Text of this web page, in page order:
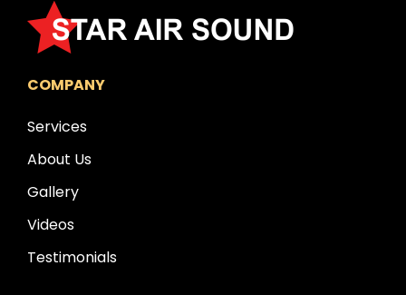
COMPANY
Services
About Us
Gallery
Videos
Testimonials